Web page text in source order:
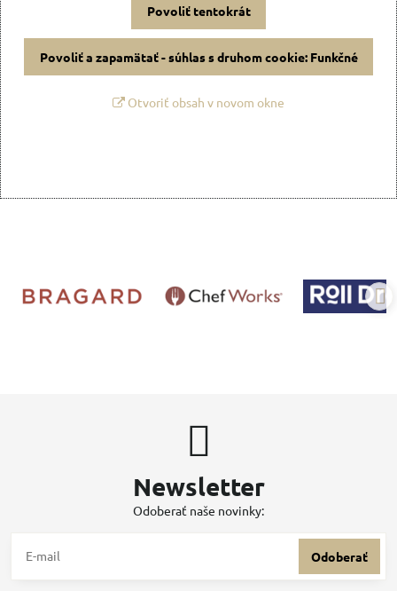
Povoliť tentokrát
Povoliť a zapamätať - súhlas s druhom cookie: Funkčné
Otvoriť obsah v novom okne
Newsletter
Odoberať naše novinky:
Odoberať